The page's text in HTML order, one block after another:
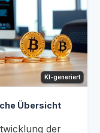
KI-generiert
Übersicht
der